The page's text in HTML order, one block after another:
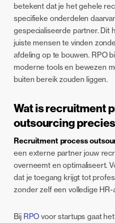
betekent dat je het gehele
specifieke onderdelen
gespecialiseerde partner. Dit
juiste mensen te vinden
afdeling op te bouwen. RPO
moderne tools en bewezen
buiten bereik zouden liggen.
Wat is recruitment
outsourcing
Recruitment process
een externe partner jouw
overneemt en optimaliseert.
dat je toegang krijgt tot
zonder zelf een volledige
Bij RPO voor startups gaat